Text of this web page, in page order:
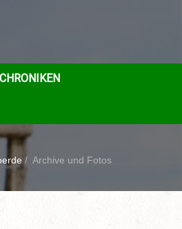
CHRONIKEN
/ Archive und Fotos